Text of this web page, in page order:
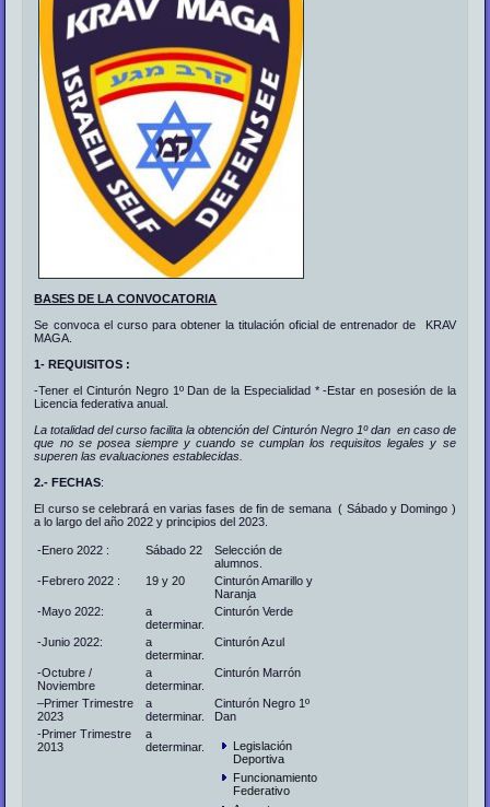
BASES DE LA CONVOCATORIA
Se convoca el curso para obtener la titulación oficial de entrenador de KRAV
MAGA.
1- REQUISITOS :
-Tener el Cinturón Negro 1º Dan de la Especialidad * -Estar en posesión de la
Licencia federativa anual.
La totalidad del curso facilita la obtención del Cinturón Negro 1º dan en caso de
que no se posea siempre y cuando se cumplan los requisitos legales y se
superen las evaluaciones establecidas.
2.- FECHAS:
El curso se celebrará en varias fases de fin de semana ( Sábado y Domingo )
a lo largo del año 2022 y principios del 2023.
-Enero 2022 : Sábado 22
Selección de
alumnos.
-Febrero 2022 :
19 y 20
Cinturón Amarillo y
Naranja
-Mayo 2022:
a
determinar.
Cinturón Verde
-Junio 2022:
a
determinar.
Cinturón Azul
-Octubre /
Noviembre
a
determinar.
Cinturón Marrón
–Primer Trimestre
2023
a
determinar.
Cinturón Negro 1º
Dan
-Primer Trimestre
2013
a
determinar.
Legislación
Deportiva
Funcionamiento
Federativo